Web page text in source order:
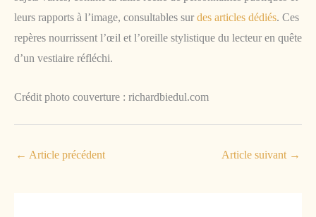
leurs rapports à l’image, consultables sur des articles dédiés. Ces
repères nourrissent l’œil et l’oreille stylistique du lecteur en quête
d’un vestiaire réfléchi.
Crédit photo couverture : richardbiedul.com
← Article précédent Article suivant →